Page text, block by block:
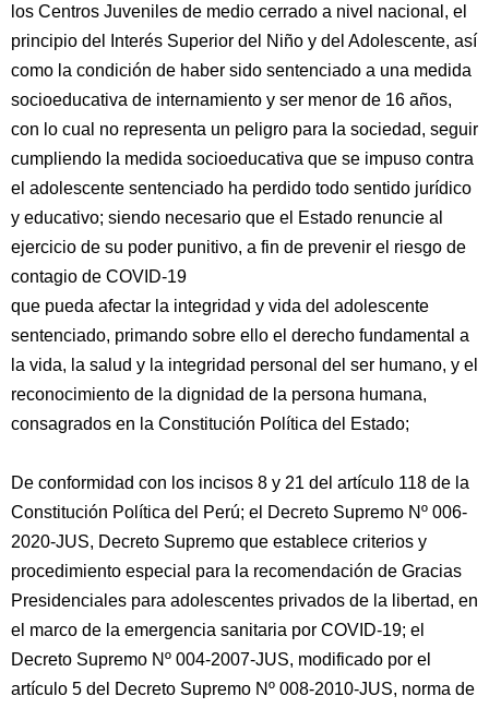
los Centros Juveniles de medio cerrado a nivel nacional, el
principio del Interés Superior del Niño y del Adolescente, así
como la condición de haber sido sentenciado a una medida
socioeducativa de internamiento y ser menor de 16 años,
con lo cual no representa un peligro para la sociedad, seguir
cumpliendo la medida socioeducativa que se impuso contra
el adolescente sentenciado ha perdido todo sentido jurídico
y educativo; siendo necesario que el Estado renuncie al
ejercicio de su poder punitivo, a fin de prevenir el riesgo de
contagio de COVID-19
que pueda afectar la integridad y vida del adolescente
sentenciado, primando sobre ello el derecho fundamental a
la vida, la salud y la integridad personal del ser humano, y el
reconocimiento de la dignidad de la persona humana,
consagrados en la Constitución Política del Estado;
De conformidad con los incisos 8 y 21 del artículo 118 de la
Constitución Política del Perú; el Decreto Supremo Nº 006-
2020-JUS, Decreto Supremo que establece criterios y
procedimiento especial para la recomendación de Gracias
Presidenciales para adolescentes privados de la libertad, en
el marco de la emergencia sanitaria por COVID-19; el
Decreto Supremo Nº 004-2007-JUS, modificado por el
artículo 5 del Decreto Supremo Nº 008-2010-JUS, norma de